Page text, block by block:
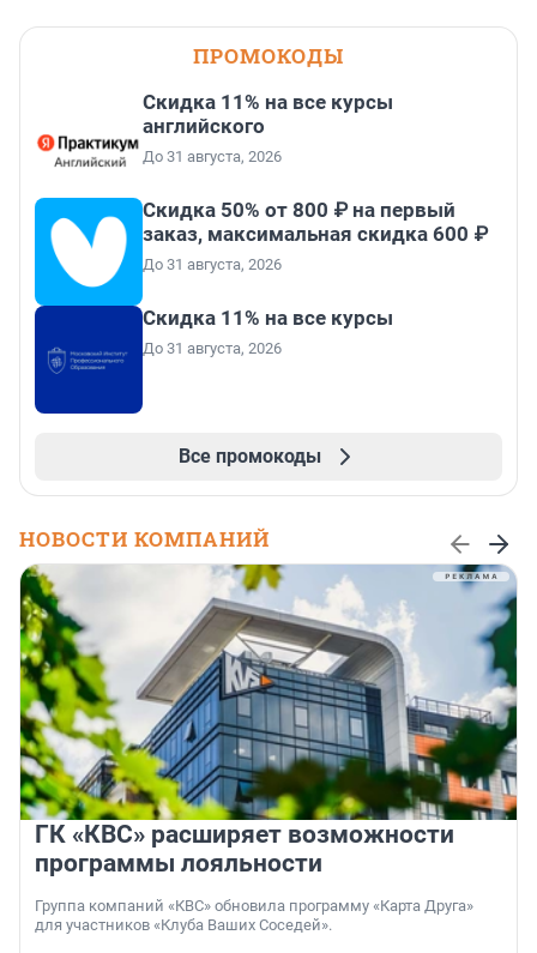
ПРОМОКОДЫ
Скидка 11% на все курсы
английского
До 31 августа, 2026
Скидка 50% от 800 ₽ на первый
заказ, максимальная скидка 600 ₽
До 31 августа, 2026
Скидка 11% на все курсы
До 31 августа, 2026
Все промокоды
НОВОСТИ КОМПАНИЙ
ГК «КВС» расширяет возможности
программы лояльности
Группа компаний «КВС» обновила программу «Карта Друга»
для участников «Клуба Ваших Соседей».